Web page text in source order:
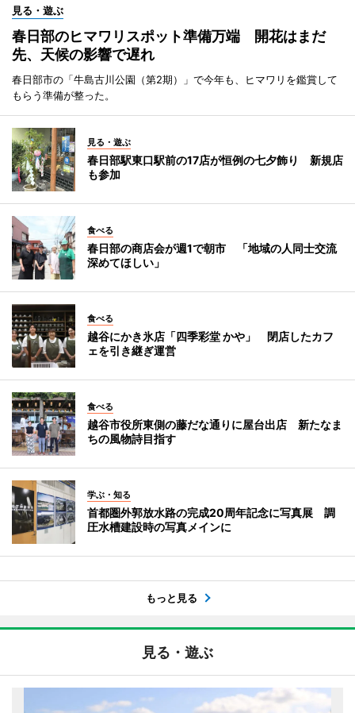
見る・遊ぶ
春日部のヒマワリスポット準備万端 開花はまだ
先、天候の影響で遅れ
春日部市の「牛島古川公園（第2期）」で今年も、ヒマワリを鑑賞して
もらう準備が整った。
見る・遊ぶ
春日部駅東口駅前の17店が恒例の七夕飾り 新規店
も参加
食べる
春日部の商店会が週1で朝市 「地域の人同士交流
深めてほしい」
食べる
越谷にかき氷店「四季彩堂 かや」 閉店したカフ
ェを引き継ぎ運営
食べる
越谷市役所東側の藤だな通りに屋台出店 新たなま
ちの風物詩目指す
学ぶ・知る
首都圏外郭放水路の完成20周年記念に写真展 調
圧水槽建設時の写真メインに
もっと見る
見る・遊ぶ